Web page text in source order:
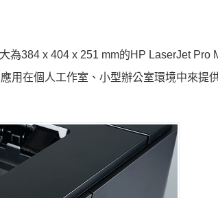
為384 x 404 x 251 mm的HP LaserJet Pro
用在個人工作室、小型辦公室環境中來提